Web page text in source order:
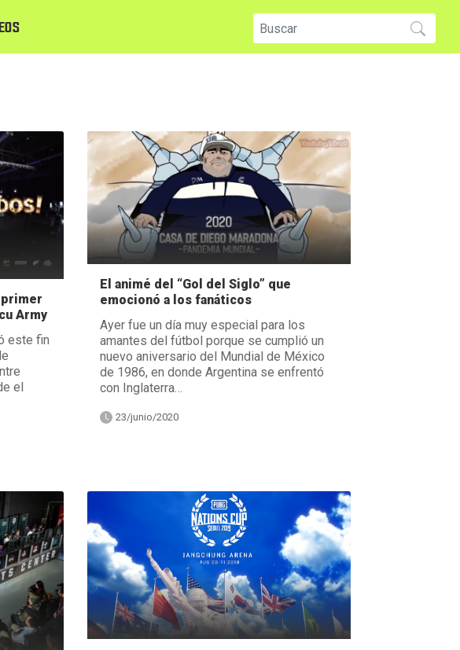
Army
este fin
el
El animé del “Gol del Siglo” que
emocionó a los fanáticos
Ayer fue un día muy especial para los
amantes del fútbol porque se cumplió un
nuevo aniversario del Mundial de México
de 1986, en donde Argentina se enfrentó
con Inglaterra…
23/junio/2020